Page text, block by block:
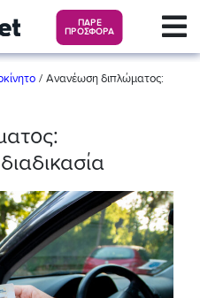
ΠΑΡΕ
ΠΡΟΣΦΟΡΑ
/ Ανανέωση διπλώματος: